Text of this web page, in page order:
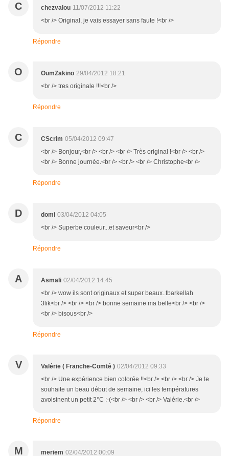
C chezvalou 11/07/2012 11:22
<br /> Original, je vais essayer sans faute !<br />
Répondre
O OumZakino 29/04/2012 18:21
<br /> tres originale !!!<br />
Répondre
C CScrim 05/04/2012 09:47
<br /> Bonjour,<br /> <br /> <br /> Très original !<br /> <br />
<br /> Bonne journée.<br /> <br /> <br /> Christophe<br />
Répondre
D domi 03/04/2012 04:05
<br /> Superbe couleur...et saveur<br />
Répondre
A Asmali 02/04/2012 14:45
<br /> wow ils sont originaux et super beaux..tbarkellah
3lik<br /> <br /> <br /> bonne semaine ma belle<br /> <br />
<br /> bisous<br />
Répondre
V Valérie ( Franche-Comté ) 02/04/2012 09:33
<br /> Une expérience bien colorée !!<br /> <br /> <br /> Je te
souhaite un beau début de semaine, ici les températures
avoisinent un petit 2°C :-(<br /> <br /> <br /> Valérie.<br />
Répondre
M meriem 02/04/2012 00:09